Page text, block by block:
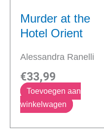
Murder at
the Hotel
Alessandra Ranelli
€33,99
Toevoegen aan
winkelwagen